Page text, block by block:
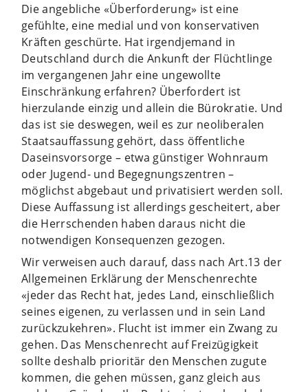
Die angebliche «Überforderung» ist eine
gefühlte, eine medial und von konservativen
Kräften geschürte. Hat irgendjemand in
Deutschland durch die Ankunft der Flüchtlinge
im vergangenen Jahr eine ungewollte
Einschränkung erfahren? Überfordert ist
hierzulande einzig und allein die Bürokratie. Und
das ist sie deswegen, weil es zur neoliberalen
Staatsauffassung gehört, dass öffentliche
Daseinsvorsorge – etwa günstiger Wohnraum
oder Jugend- und Begegnungszentren –
möglichst abgebaut und privatisiert werden soll.
Diese Auffassung ist allerdings gescheitert, aber
die Herrschenden haben daraus nicht die
notwendigen Konsequenzen gezogen.
Wir verweisen auch darauf, dass nach Art.13 der
Allgemeinen Erklärung der Menschenrechte
«jeder das Recht hat, jedes Land, einschließlich
seines eigenen, zu verlassen und in sein Land
zurückzukehren». Flucht ist immer ein Zwang zu
gehen. Das Menschenrecht auf Freizügigkeit
sollte deshalb prioritär den Menschen zugute
kommen, die gehen müssen, ganz gleich aus